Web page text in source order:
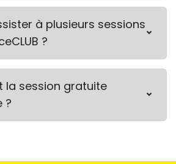
à plusieurs sessions
?
la session gratuite
?